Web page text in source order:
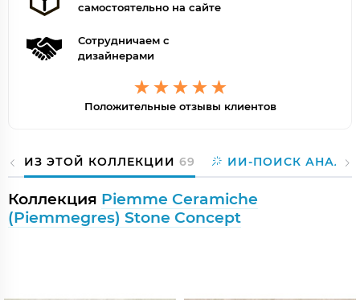
самостоятельно на сайте
Сотрудничаем с
дизайнерами
Положительные отзывы клиентов
ИЗ ЭТОЙ КОЛЛЕКЦИИ 69 ИИ-ПОИСК
Коллекция Piemme Ceramiche
(Piemmegres) Stone Concept